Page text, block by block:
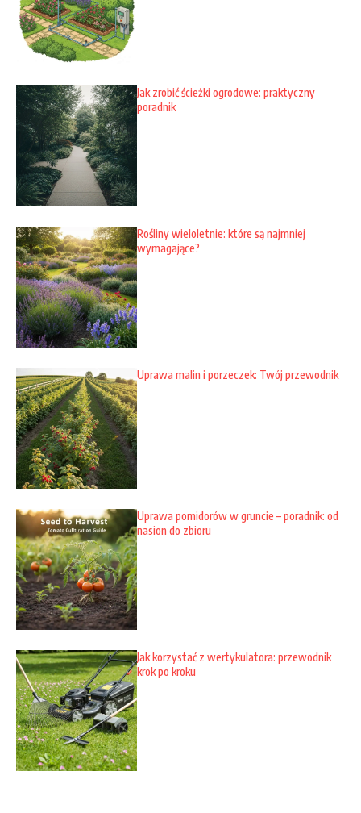
Jak zrobić ścieżki ogrodowe: praktyczny
poradnik
Rośliny wieloletnie: które są najmniej
wymagające?
Uprawa malin i porzeczek: Twój przewodnik
Uprawa pomidorów w gruncie – poradnik: od
nasion do zbioru
Jak korzystać z wertykulatora: przewodnik
krok po kroku